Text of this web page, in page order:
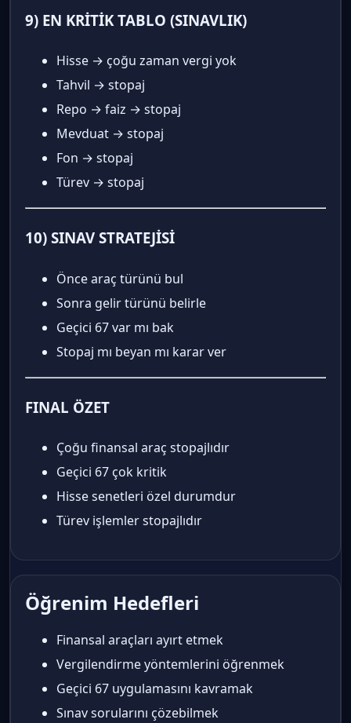
9) EN KRİTİK TABLO (SINAVLIK)
Hisse → çoğu zaman vergi yok
Tahvil → stopaj
Repo → faiz → stopaj
Mevduat → stopaj
Fon → stopaj
Türev → stopaj
10) SINAV STRATEJİSİ
Önce araç türünü bul
Sonra gelir türünü belirle
Geçici 67 var mı bak
Stopaj mı beyan mı karar ver
FINAL ÖZET
Çoğu finansal araç stopajlıdır
Geçici 67 çok kritik
Hisse senetleri özel durumdur
Türev işlemler stopajlıdır
Öğrenim Hedefleri
Finansal araçları ayırt etmek
Vergilendirme yöntemlerini öğrenmek
Geçici 67 uygulamasını kavramak
Sınav sorularını çözebilmek